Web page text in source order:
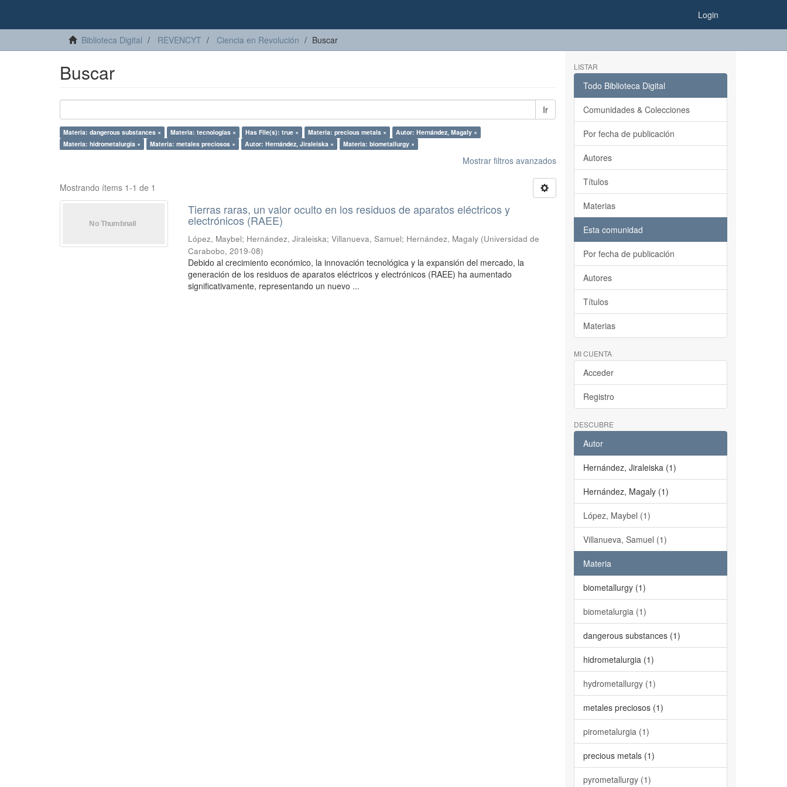
Login
Biblioteca Digital REVENCYT Ciencia en Revolución Buscar
Buscar
Ir
Materia: dangerous substances × Materia: tecnologías × Has File(s): true × Materia: precious metals ×
Autor: Hernández, Magaly ×
Materia: hidrometalurgia ×
Materia: metales preciosos × Autor: Hernández, Jiraleiska × Materia: biometallurgy ×
Mostrar filtros avanzados
Mostrando ítems 1-1 de 1
Tierras raras, un valor oculto en los residuos de aparatos eléctricos y
electrónicos (RAEE)
López, Maybel; Hernández, Jiraleiska;Villanueva, Samuel; Hernández, Magaly (Universidad de
Carabobo,2019-08)
Debido al crecimiento económico, la innovación tecnológica y la expansión del mercado, la
generación de los residuos de aparatos eléctricos y electrónicos (RAEE) ha aumentado
significativamente, representando un nuevo ...
LISTAR
Todo Biblioteca Digital
Comunidades & Colecciones
Por fecha de publicación
Autores
Títulos
Materias
Esta comunidad
Por fecha de publicación
Autores
Títulos
Materias
MI CUENTA
Acceder
Registro
DESCUBRE
Autor
Hernández, Jiraleiska (1)
Hernández, Magaly (1)
López, Maybel (1)
Villanueva, Samuel (1)
Materia
biometallurgy (1)
biometalurgia (1)
dangerous substances (1)
hidrometalurgia (1)
hydrometallurgy (1)
metales preciosos (1)
pirometalurgia (1)
precious metals (1)
pyrometallurgy (1)